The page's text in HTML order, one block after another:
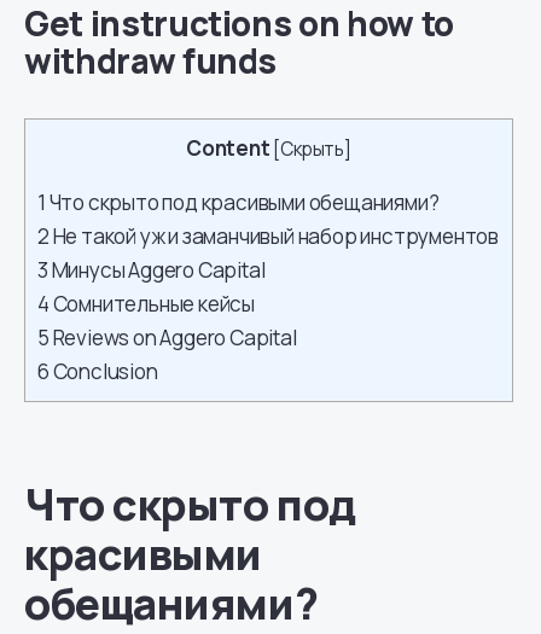
Get instructions on how to
withdraw funds
Content [Скрыть]
1 Что скрыто под красивыми обещаниями?
2Не такой уж и заманчивый набор инструментов
3Минусы Aggero Capital
4Сомнительные кейсы
5Reviews on Aggero Capital
6Conclusion
Что скрыто под
красивыми
обещаниями?